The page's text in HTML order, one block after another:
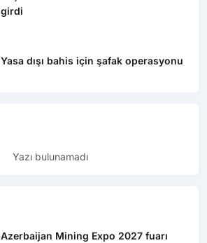
girdi
Yasa dışı bahis için şafak operasyonu
Yazı bulunamadı
Azerbaijan Mining Expo 2027 fuarı